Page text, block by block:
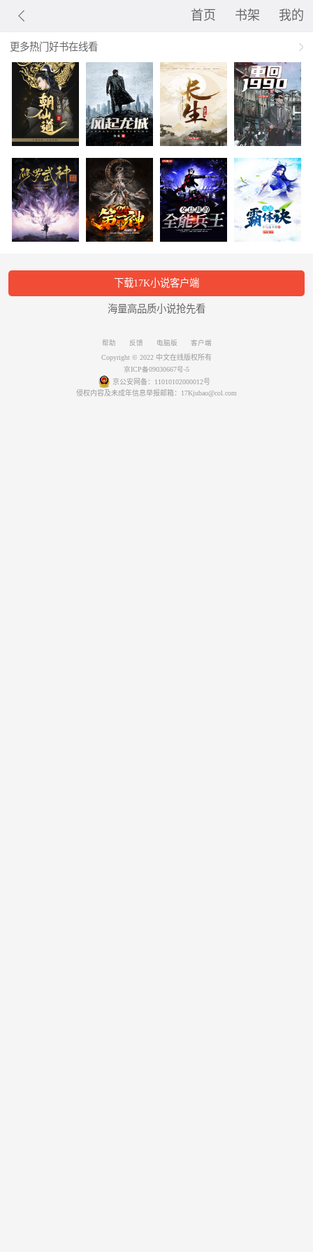
首页 书架 我的
更多热门好书在线看
下载17K小说客户端
海量高品质小说抢先看
帮助 反馈 电脑版
客户端
Copyright © 2022 中文在线版权所有
京ICP备09030667号-5
京公安网备：11010102000012号
侵权内容及未成年信息举报邮箱：17Kjubao@col.com